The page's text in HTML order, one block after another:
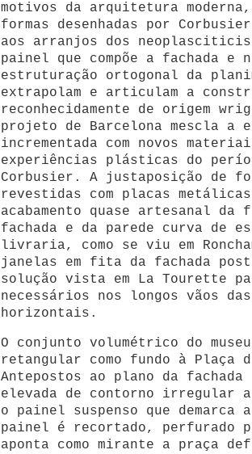
motivos da arquitetura
formas desenhadas por
aos arranjos dos
painel que compõe a fachada e
estruturação ortogonal da
extrapolam e articulam a
reconhecidamente de origem
projeto de Barcelona mescla a
incrementada com novos
experiências plásticas do
Corbusier. A justaposição de
revestidas com placas
acabamento quase artesanal da
fachada e da parede curva de
livraria, como se viu em
janelas em fita da fachada
solução vista em La Tourette
necessários nos longos vãos
horizontais.
O conjunto volumétrico do
retangular como fundo à Plaça
Antepostos ao plano da
elevada de contorno irregular
o painel suspenso que
painel é recortado, perfurado
aponta como mirante a praça